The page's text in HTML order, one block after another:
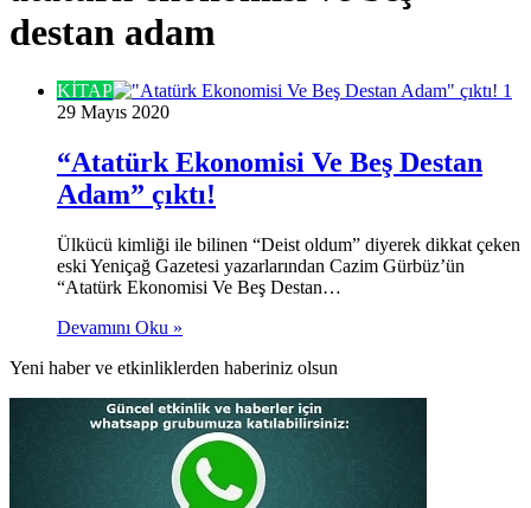
destan adam
KİTAP
29 Mayıs 2020
“Atatürk Ekonomisi Ve Beş Destan
Adam” çıktı!
Ülkücü kimliği ile bilinen “Deist oldum” diyerek dikkat çeken
eski Yeniçağ Gazetesi yazarlarından Cazim Gürbüz’ün
“Atatürk Ekonomisi Ve Beş Destan…
Devamını Oku »
Yeni haber ve etkinliklerden haberiniz olsun